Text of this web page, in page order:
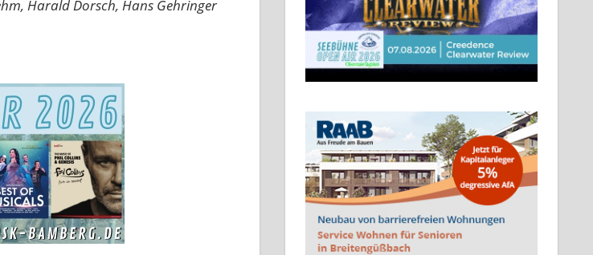
Harald Dorsch, Hans Gehringer